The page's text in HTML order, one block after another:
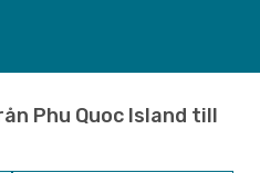
Phu Quoc Island till